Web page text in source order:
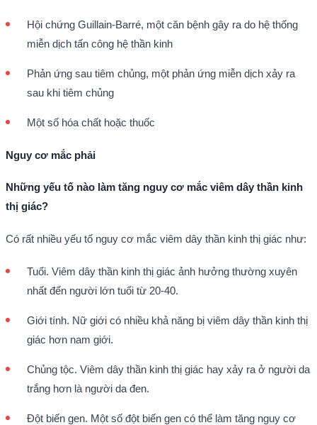
Hội chứng Guillain-Barré, một căn bệnh gây ra do hệ thống
miễn dịch tấn công hệ thần kinh
Phản ứng sau tiêm chủng, một phản ứng miễn dịch xảy ra
sau khi tiêm chủng
Một số hóa chất hoặc thuốc
Nguy cơ mắc phải
Những yếu tố nào làm tăng nguy cơ mắc viêm dây thần kinh
thị giác?
Có rất nhiều yếu tố nguy cơ mắc viêm dây thần kinh thị giác như:
Tuổi. Viêm dây thần kinh thị giác ảnh hưởng thường xuyên
nhất đến người lớn tuổi từ 20-40.
Giới tính. Nữ giới có nhiều khả năng bị viêm dây thần kinh thị
giác hơn nam giới.
Chủng tộc. Viêm dây thần kinh thị giác hay xảy ra ở người da
trắng hơn là người da đen.
Đột biến gen. Một số đột biến gen có thể làm tăng nguy cơ